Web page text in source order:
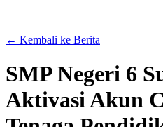
← Kembali ke Berita
SMP Negeri 6
Aktivasi Akun